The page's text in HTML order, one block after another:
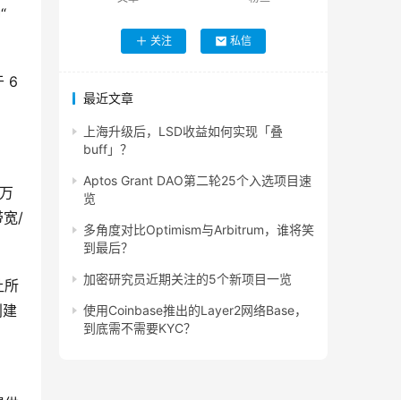
6
宽/
所
关注 私信
最近文章
上海升级后，LSD收益如何实现「叠
buff」？
Aptos Grant DAO第二轮25个入选项目速
览
多角度对比Optimism与Arbitrum，谁将笑
到最后？
加密研究员近期关注的5个新项目一览
使用Coinbase推出的Layer2网络Base，
到底需不需要KYC？